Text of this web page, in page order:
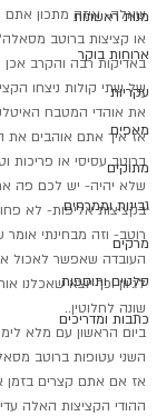
מנות ראשונות
ארוחות בוקר
עקריות
מאפים
מתוקים
גבינות וממרחים
מרקים
סלטים ותוספות
כתבות ומדריכים
שאלה- איזה מתכון אתם
או קציצות ברוטב
באדיקות רבה והקרב
של שתי קולות ניצחו
את אוהדי המטבח
אז איך אתם אוהבים את
ברוטב עסיסי או פריכות
שלא יהיה- יש לכם פה
בקציצות אליפות- לא
רוטב- וזה מבחינתי
העובדה שאפשר לאכול
לגיוון וכך יוצא שאכלנו
שונה לחלוטין..
ביום הראשון עם מלא
השני עטופות ברוטב
אז אם אתם קצרים בזמן
ההודי הקציצות האלה